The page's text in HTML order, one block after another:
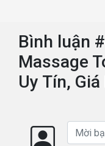
Bình luận
Massage
Uy Tín, Giá